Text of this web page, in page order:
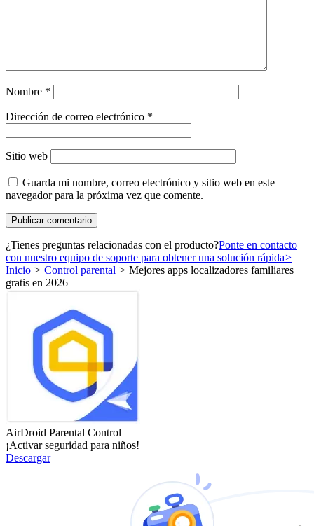
Nombre *
Dirección de correo electrónico *
Sitio web
Guarda mi nombre, correo electrónico y sitio web en este
navegador para la próxima vez que comente.
¿Tienes preguntas relacionadas con el producto?Ponte en contacto
con nuestro equipo de soporte para obtener una solución rápida>
Inicio > Control parental > Mejores apps localizadores familiares
gratis en 2026
AirDroid Parental Control
¡Activar seguridad para niños!
Descargar